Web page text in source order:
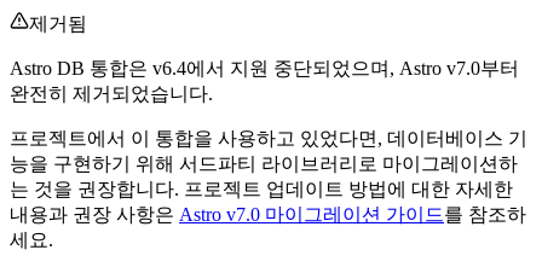
제거됨
Astro DB 통합은 v6.4에서 지원 중단되었으며, Astro v7.0부터
완전히 제거되었습니다.
프로젝트에서 이 통합을 사용하고 있었다면, 데이터베이스 기
능을 구현하기 위해 서드파티 라이브러리로 마이그레이션하
는 것을 권장합니다. 프로젝트 업데이트 방법에 대한 자세한
내용과 권장 사항은 Astro v7.0 마이그레이션 가이드를 참조하
세요.